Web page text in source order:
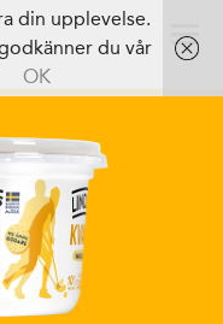
din upplevelse.
du vår
OK